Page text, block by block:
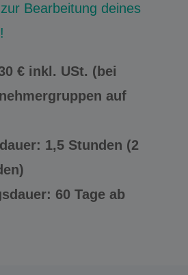
Bearbeitung deines
€ inkl. USt. (bei
auf
1,5 Stunden (2
60 Tage ab